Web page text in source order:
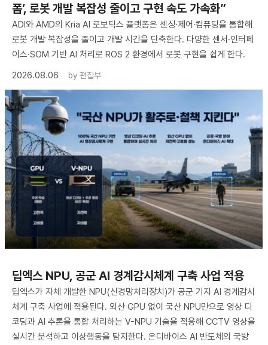
폼’, 로봇 개발 복잡성 줄이고 구현 속도 가속화”
ADI와 AMD의 Kria AI 로보틱스 플랫폼은 센싱·제어·컴퓨팅을 통합해
로봇 개발 복잡성을 줄이고 개발 시간을 단축한다. 다양한 센서·인터페
이스·SOM 기반 AI 처리로 ROS 2 환경에서 로봇 구현을 쉽게 한다.
2026.08.06
by 편집부
딥엑스 NPU, 공군 AI 경계감시체계 구축 사업 적용
딥엑스가 자체 개발한 NPU(신경망처리장치)가 공군 기지 AI 경계감시
체계 구축 사업에 적용된다. 외산 GPU 없이 국산 NPU만으로 영상 디
코딩과 AI 추론을 통합 처리하는 V-NPU 기술을 적용해 CCTV 영상을
실시간 분석하고 이상행동을 탐지한다. 온디바이스 AI 반도체의 국방